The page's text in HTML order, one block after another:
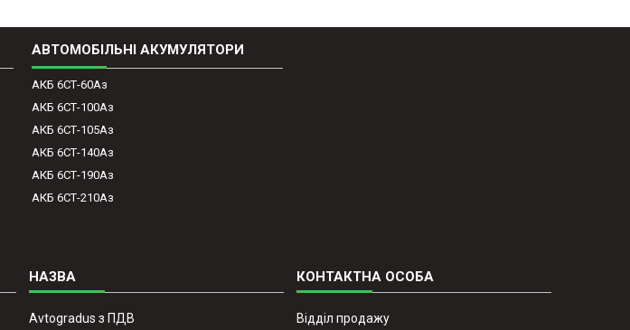
АВТОМОБІЛЬНІ АКУМУЛЯТОРИ
АКБ 6СТ-60Аз
АКБ 6СТ-100Аз
АКБ 6СТ-105Аз
АКБ 6СТ-140Аз
АКБ 6СТ-190Аз
АКБ 6СТ-210Аз
Avtogradus з ПДВ Відділ продажу